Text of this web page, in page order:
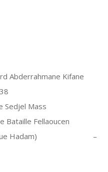
Abderrahmane Kifane
Sedjel Mass
Bataille Fellaoucen
clinique Hadam) –